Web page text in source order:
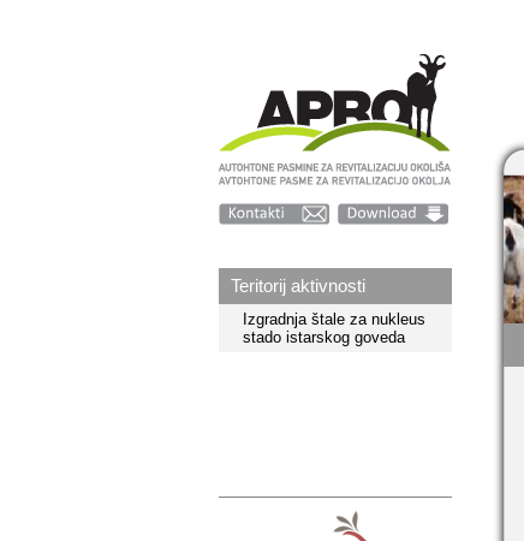
Teritorij aktivnosti
Izgradnja štale za nukleus
stado istarskog goveda